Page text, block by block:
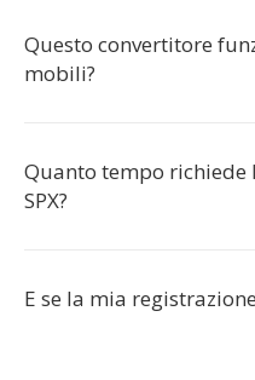
Questo convertitore
mobili?
Quanto tempo richiede
SPX?
E se la mia